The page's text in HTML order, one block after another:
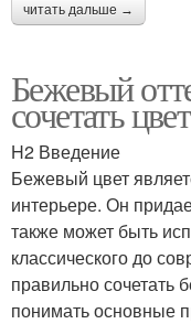
читать дальше →
Бежевый
сочетать
H2 Введение
Бежевый цвет
интерьере. Он
также может быть
классического до
правильно сочетать
понимать основные